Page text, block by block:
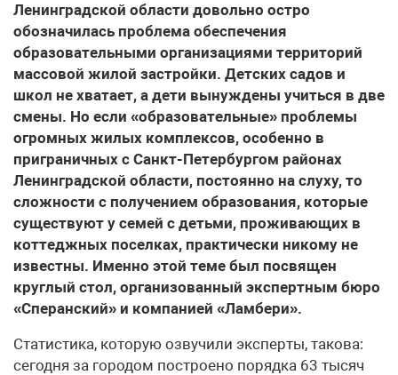
Ленинградской области довольно остро
обозначилась проблема обеспечения
образовательными организациями территорий
массовой жилой застройки. Детских садов и
школ не хватает, а дети вынуждены учиться в две
смены. Но если «образовательные» проблемы
огромных жилых комплексов, особенно в
приграничных с Санкт-Петербургом районах
Ленинградской области, постоянно на слуху, то
сложности с получением образования, которые
существуют у семей с детьми, проживающих в
коттеджных поселках, практически никому не
известны. Именно этой теме был посвящен
круглый стол, организованный экспертным бюро
«Сперанский» и компанией «Ламбери».
Статистика, которую озвучили эксперты, такова:
сегодня за городом построено порядка 63 тысяч